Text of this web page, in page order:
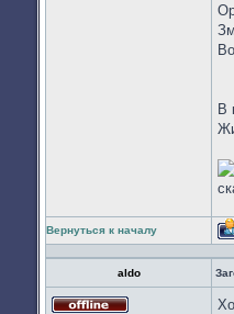
В
Вернуться к началу
aldo